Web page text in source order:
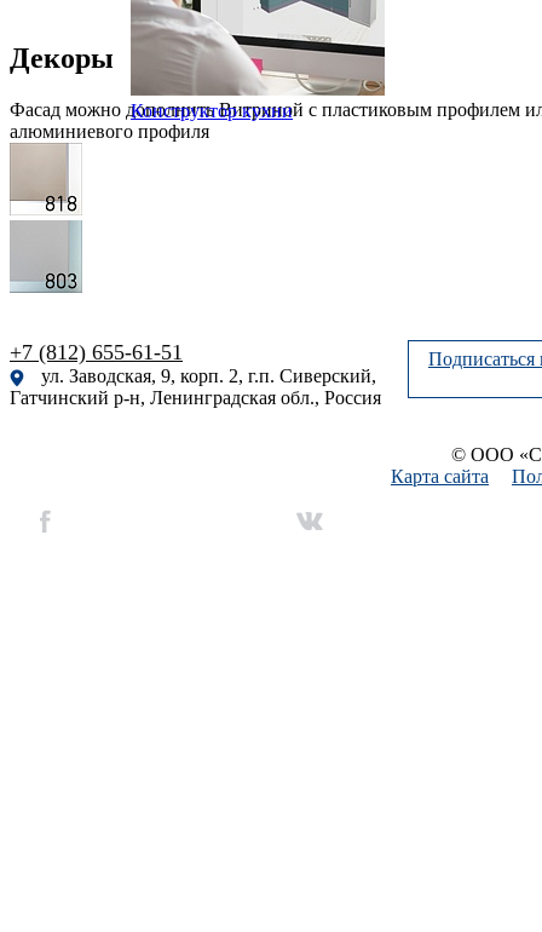
Конструктор кухни
Декоры
Фасад можно дополнить Витриной с пластиковым профилем
алюминиевого профиля
+7 (812) 655-61-51
ул. Заводская, 9, корп. 2, г.п. Сиверский,
Гатчинский р-н, Ленинградская обл., Россия
Подписаться
© ООО
Карта сайта